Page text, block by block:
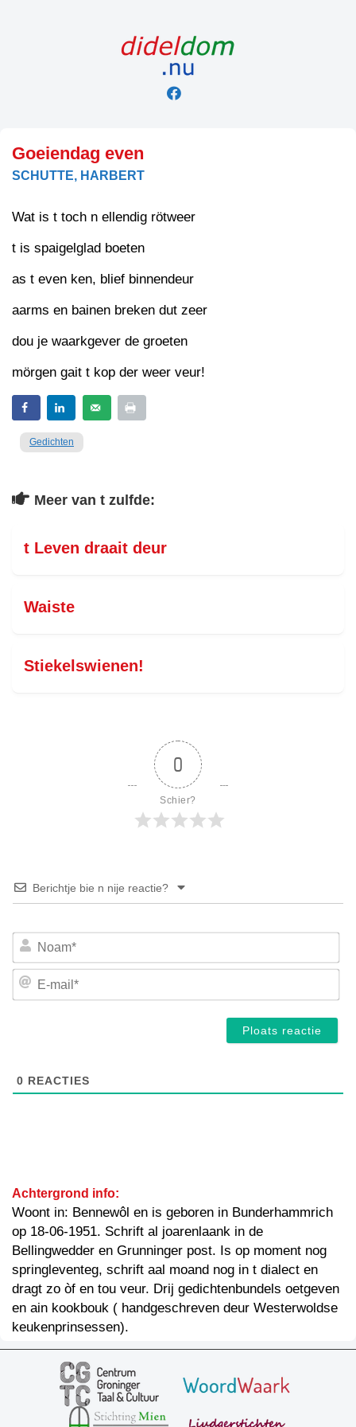
Goeiendag even
SCHUTTE, HARBERT
Wat is t toch n ellendig rötweer
t is spaigelglad boeten
as t even ken, blief binnendeur
aarms en bainen breken dut zeer
dou je waarkgever de groeten
mörgen gait t kop der weer veur!
Gedichten
Meer van t zulfde:
t Leven draait deur
Waiste
Stiekelswienen!
0
Schier?
Berichtje bie n nije reactie?
E-
0 REACTIES
Achtergrond info:
Woont in: Bennewôl en is geboren in Bunderhammrich
op 18-06-1951. Schrift al joarenlaank in de
Bellingwedder en Grunninger post. Is op moment nog
springleventeg, schrift aal moand nog in t dialect en
dragt zo òf en tou veur. Drij gedichtenbundels oetgeven
en ain kookbouk ( handgeschreven deur Westerwoldse
keukenprinsessen).